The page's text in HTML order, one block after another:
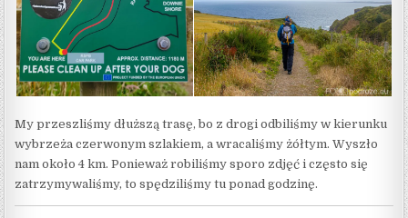
My przeszliśmy dłuższą trasę, bo z drogi odbiliśmy w kierunku
wybrzeża czerwonym szlakiem, a wracaliśmy żółtym. Wyszło
nam około 4 km. Ponieważ robiliśmy sporo zdjęć i często się
zatrzymywaliśmy, to spędziliśmy tu ponad godzinę.